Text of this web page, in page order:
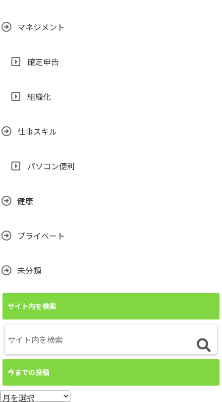
マネジメント
確定申告
組織化
仕事スキル
パソコン便利
健康
プライベート
未分類
サイト内を検索
今までの投稿
今